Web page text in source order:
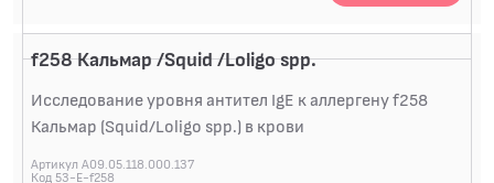
f258 Кальмар /Squid /Loligo spp.
Исследование уровня антител IgE к аллергену f258
Кальмар (Squid/Loligo spp.) в крови
Артикул A09.05.118.000.137
Код 53-E-f258